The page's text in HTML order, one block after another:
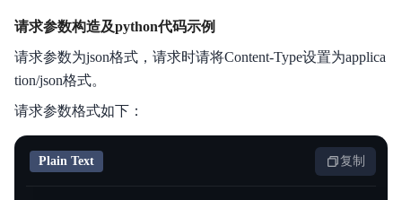
请求参数构造及python代码示例
请求参数为json格式，请求时请将Content-Type设置为applica
tion/json格式。
请求参数格式如下：
Plain Text 复制